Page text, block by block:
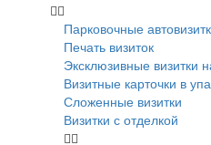
Парковочные
Печать визиток
Эксклюзивные визитки
Визитные карточки в
Сложенные визитки
Визитки с отделкой